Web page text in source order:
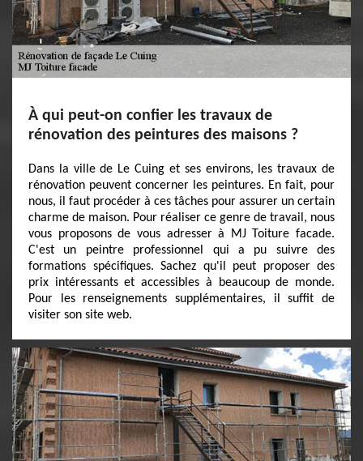
À qui peut-on confier les travaux de
rénovation des peintures des maisons ?
Dans la ville de Le Cuing et ses environs, les travaux de
rénovation peuvent concerner les peintures. En fait, pour
nous, il faut procéder à ces tâches pour assurer un certain
charme de maison. Pour réaliser ce genre de travail, nous
vous proposons de vous adresser à MJ Toiture facade.
C'est un peintre professionnel qui a pu suivre des
formations spécifiques. Sachez qu'il peut proposer des
prix intéressants et accessibles à beaucoup de monde.
Pour les renseignements supplémentaires, il suffit de
visiter son site web.